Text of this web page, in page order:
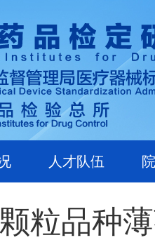
人才队伍
粒品种